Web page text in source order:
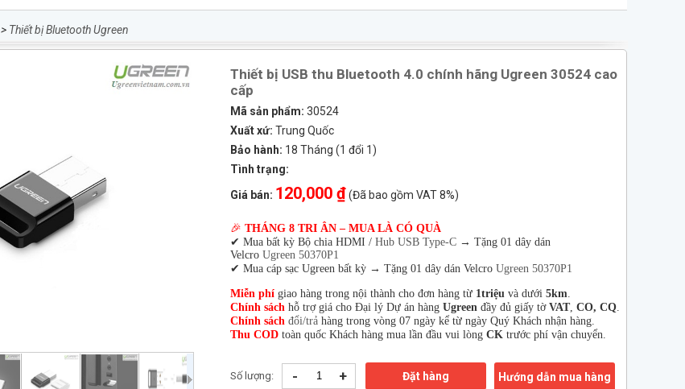
> Thiết bị Bluetooth Ugreen
Thiết bị USB thu Bluetooth 4.0 chính hãng Ugreen 30524 cao
cấp
Mã sản phẩm: 30524
Xuất xứ: Trung Quốc
Bảo hành: 18 Tháng (1 đổi 1)
Tình trạng:
Giá bán: 120,000 ₫(Đã bao gồm VAT 8%)
🎉 THÁNG 8 TRI ÂN – MUA LÀ CÓ QUÀ
✔ Mua bất kỳ Bộ chia HDMI / Hub USB Type-C → Tặng 01 dây dán
Velcro Ugreen 50370P1
✔ Mua cáp sạc Ugreen bất kỳ → Tặng 01 dây dán Velcro Ugreen 50370P1
Miễn phí giao hàng trong nội thành cho đơn hàng từ 1triệu và dưới 5km.
Chính sách hỗ trợ giá cho Đại lý Dự án hàng Ugreen đầy đủ giấy tờ VAT, CO, CQ.
Chính sách đổi/trả hàng trong vòng 07 ngày kể từ ngày Quý Khách nhận hàng.
Thu COD toàn quốc Khách hàng mua lần đầu vui lòng CK trước phí vận chuyển.
Số lượng: - + Đặt hàng Hướng dẫn mua hàng